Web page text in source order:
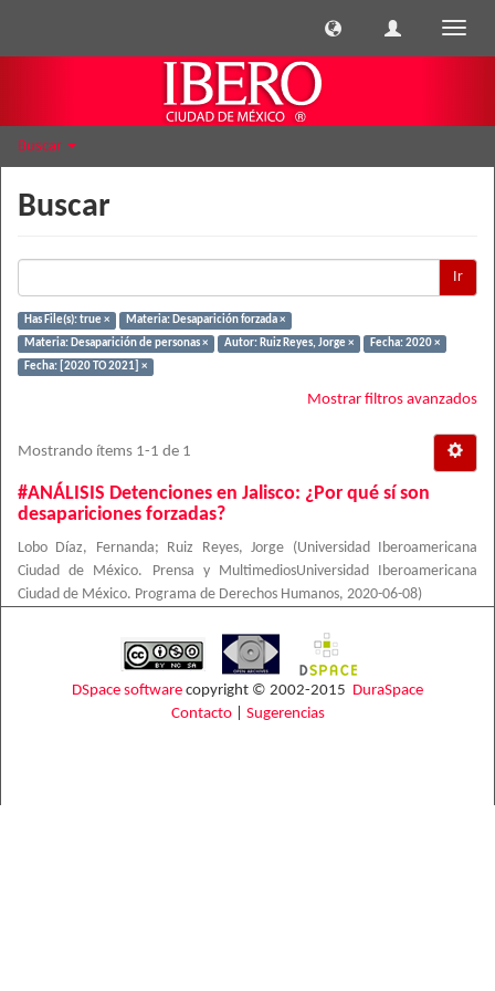
Buscar
Buscar
Ir
Has File(s): true ×
Materia: Desaparición forzada ×
Materia: Desaparición de personas ×
Autor: Ruiz Reyes, Jorge ×
Fecha: 2020 ×
Fecha: [2020 TO 2021] ×
Mostrar filtros avanzados
Mostrando ítems 1-1 de 1
#ANÁLISIS Detenciones en Jalisco: ¿Por qué sí son
desapariciones forzadas?
Lobo Díaz, Fernanda; Ruiz Reyes, Jorge (Universidad Iberoamericana
Ciudad de México. Prensa y MultimediosUniversidad Iberoamericana
Ciudad de México. Programa de Derechos Humanos, 2020-06-08)
DSpace software copyright © 2002-2015 DuraSpace
Contacto| Sugerencias